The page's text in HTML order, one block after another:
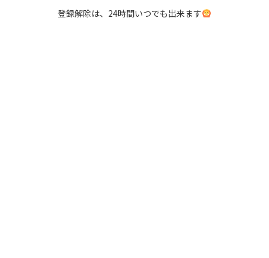
登録解除は、24時間いつでも出来ます